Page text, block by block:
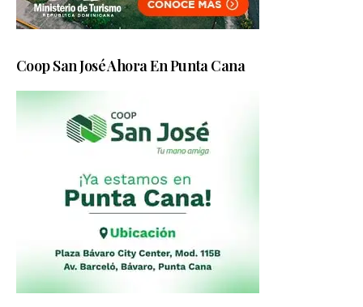
Coop San José Ahora En Punta Cana